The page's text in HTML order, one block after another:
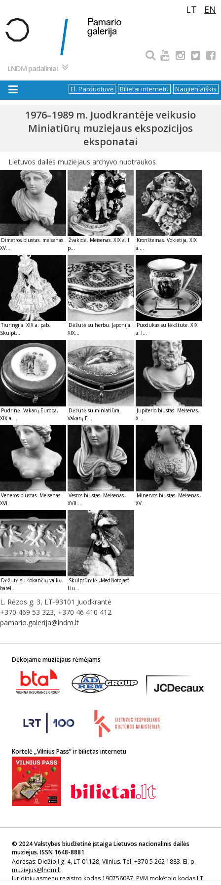
turinio
LT EN
LNDM padaliniai
Naujienlaiškis
Bilietai internetu
El. Parduotuvė
1976–1989 m. Juodkrantėje veikusio
Miniatiūrų muziejaus ekspozicijos
eksponatai
Lietuvos dailės muziejaus archyvo nuotraukos
Dimetros biustas. meisenas.
XV...
Žvakidė. Meisenas. XIX a. II
p...
Kronšteinas. Vokietija, XIX
a....
Tiuringija. XIX a. pab.
Skulpt...
Dėžutė su herbu. Japonija.
XIX...
Puodukas su lėkštute. XIX
a. I...
Pudrinė. Vakarų Europa,
XIX a....
Dėžutė su miniatiūra.
Vakarų E...
Jupiterio biustas. Meisenas.
X...
Veneros biustas. Meisenas.
XVI...
Vestos biustas. Meisenas.
XVII...
Minervos biustas. Meisenas.
XV...
Dėžutė su šokančių vaikų
barel...
Skulptūrėlė „Medžiotojas“.
Liu...
L. Rėzos g. 3, LT-93101 Juodkrantė
+370 469 53 323, +370 46 410 412
pamario.galerija@lndm.lt
Dėkojame muziejaus rėmėjams
Kortelė „Vilnius Pass” ir bilietas internetu
© 2024 Valstybės biudžetinė įstaiga Lietuvos nacionalinis dailės
muziejus. ISSN 1648-8881
Adresas: Didžioji g. 4, LT-01128, Vilnius. Tel. +370 5 262 1883. El. p.
muziejus@lndm.lt
Juridinių asmenų registro kodas 190756087, PVM mokėtojo kodas LT